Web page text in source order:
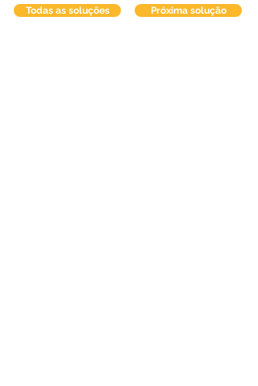
Todas as soluções Próxima solução